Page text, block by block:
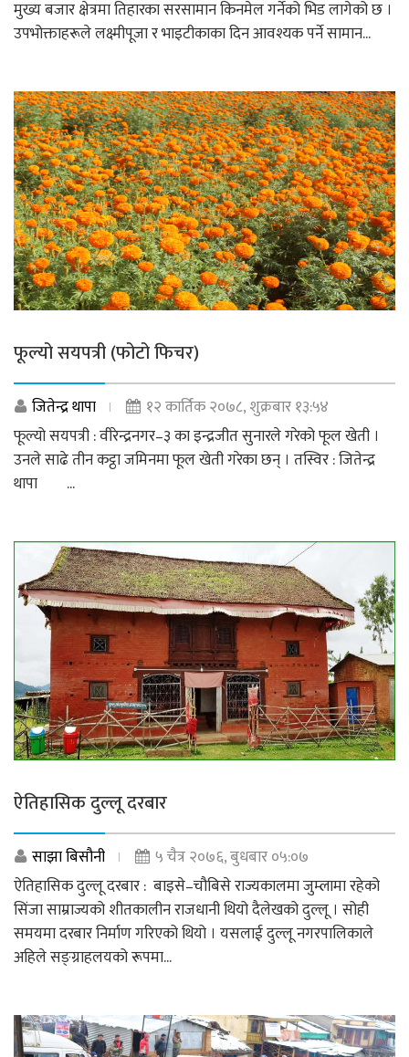
मुख्य बजार क्षेत्रमा तिहारका सरसामान किनमेल गर्नेको भिड लागेको छ ।
उपभोक्ताहरूले लक्ष्मीपूजा र भाइटीकाका दिन आवश्यक पर्ने सामान...
फूल्यो सयपत्री (फोटो फिचर)
जितेन्द्र थापा
१२ कार्तिक २०७८, शुक्रबार १३:५४
फूल्यो सयपत्री : वीरेन्द्रनगर–३ का इन्द्रजीत सुनारले गरेको फूल खेती ।
उनले साढे तीन कट्ठा जमिनमा फूल खेती गरेका छन् । तस्विर : जितेन्द्र
थापा ...
ऐतिहासिक दुल्लू दरबार
साझा बिसौनी
५ चैत्र २०७६, बुधबार ०५:०७
ऐतिहासिक दुल्लू दरबार : बाइसे–चौबिसे राज्यकालमा जुम्लामा रहेको
सिंजा साम्राज्यको शीतकालीन राजधानी थियो दैलेखको दुल्लू । सोही
समयमा दरबार निर्माण गरिएको थियो । यसलाई दुल्लू नगरपालिकाले
अहिले सङ्ग्राहलयको रूपमा...